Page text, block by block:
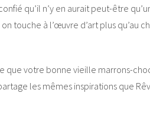
qu’il n’y en aurait peut-être
touche à l’œuvre d’art plus qu’au
que votre bonne vieille marrons-
les mêmes inspirations que